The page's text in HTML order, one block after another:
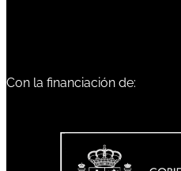
Con la financiación de: